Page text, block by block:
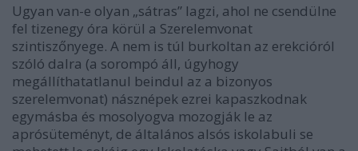
Ugyan van-e olyan „sátras” lagzi, ahol ne csendülne
fel tizenegy óra körül a Szerelemvonat
szintiszőnyege. A nem is túl burkoltan az erekcióról
szóló dalra (a sorompó áll, úgyhogy
megállíthatatlanul beindul az a bizonyos
szerelemvonat) násznépek ezrei kapaszkodnak
egymásba és mosolyogva mozogják le az
aprósüteményt, de általános alsós iskolabuli se